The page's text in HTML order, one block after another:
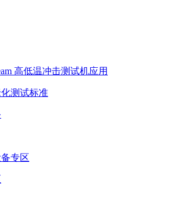
高低温冲击测试机应用
测试标准
专区